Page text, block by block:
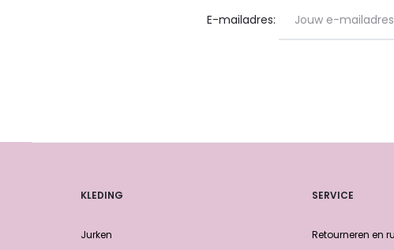
E-mailadres:
KLEDING
Jurken
SERVICE
Retourneren en